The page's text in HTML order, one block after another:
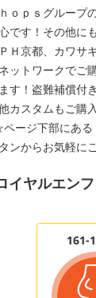
ｏｐｓグループ
です！その他に
Ｈ京都、カワサ
ットワークでご
す！盗難補償付
カスタムもご購
ージ下部にあ
ンからお気軽に
イヤルエン
161-